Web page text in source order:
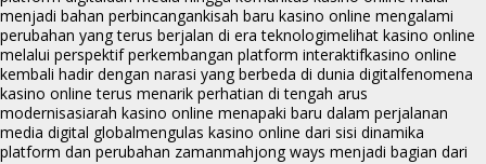
menjadi bahan perbincangankisah baru kasino online mengalami
perubahan yang terus berjalan di era teknologimelihat kasino online
melalui perspektif perkembangan platform interaktifkasino online
kembali hadir dengan narasi yang berbeda di dunia digitalfenomena
kasino online terus menarik perhatian di tengah arus
modernisasiarah kasino online menapaki baru dalam perjalanan
media digital globalmengulas kasino online dari sisi dinamika
platform dan perubahan zamanmahjong ways menjadi bagian dari